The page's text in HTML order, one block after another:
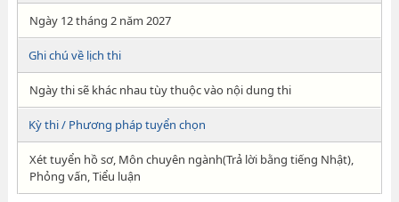
Ngày 12 tháng 2 năm 2027
Ghi chú về lịch thi
Ngày thi sẽ khác nhau tùy thuộc vào nội dung thi
Kỳ thi / Phương pháp tuyển chọn
Xét tuyển hồ sơ, Môn chuyên ngành(Trả lời bằng tiếng Nhật),
Phỏng vấn, Tiểu luận